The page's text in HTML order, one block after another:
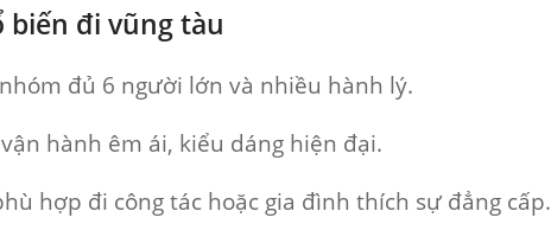
biến đi vũng tàu
đủ 6 người lớn và nhiều hành lý.
hành êm ái, kiểu dáng hiện đại.
hợp đi công tác hoặc gia đình thích sự đẳng cấp.